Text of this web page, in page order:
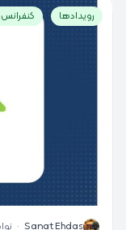
رویدادها